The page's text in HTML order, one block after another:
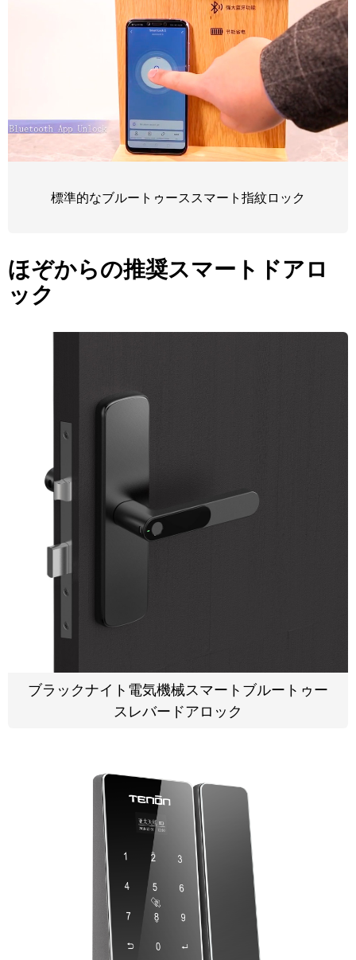
標準的なブルートゥーススマート指紋ロック
ほぞからの推奨スマートドアロ
ック
ブラックナイト電気機械スマートブルートゥー
スレバードアロック